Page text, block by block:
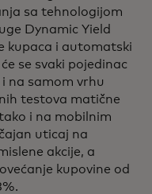
sa tehnologijom
Dynamic Yield
kupaca i automatski
se svaki pojedinac
na samom vrhu
testova matične
i na mobilnim
uticaj na
akcije, a
kupovine od